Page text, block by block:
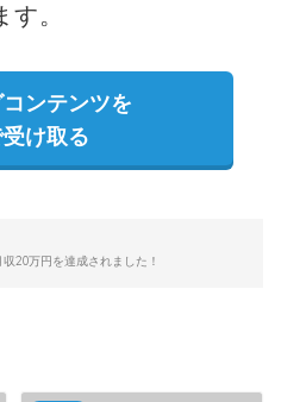
す。
ンテンツを
け取る
収20万円を達成されました！